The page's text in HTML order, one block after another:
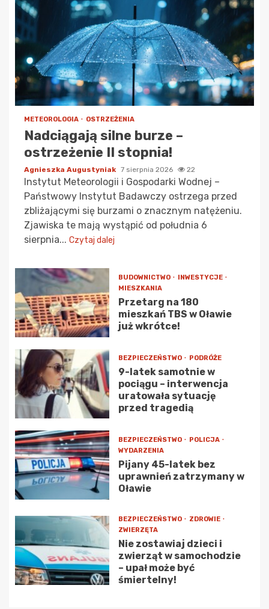
METEOROLOGIA OSTRZEŻENIA
Nadciągają silne burze –
ostrzeżenie II stopnia!
Agnieszka Augustyniak 7 sierpnia 2026 22
Instytut Meteorologii i Gospodarki Wodnej –
Państwowy Instytut Badawczy ostrzega przed
zbliżającymi się burzami o znacznym natężeniu.
Zjawiska te mają wystąpić od południa 6
sierpnia... Czytaj dalej
BUDOWNICTWO
INWESTYCJE
MIESZKANIA
Przetarg na 180
mieszkań TBS w Oławie
już wkrótce!
BEZPIECZEŃSTWO PODRÓŻE
9-latek samotnie w
pociągu – interwencja
uratowała sytuację
przed tragedią
BEZPIECZEŃSTWO
POLICJA
WYDARZENIA
Pijany 45-latek bez
uprawnień zatrzymany w
Oławie
BEZPIECZEŃSTWO
ZDROWIE
ZWIERZĘTA
Nie zostawiaj dzieci i
zwierząt w samochodzie
– upał może być
śmiertelny!